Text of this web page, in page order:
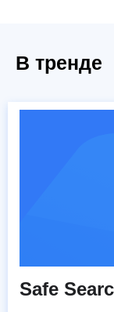
В тренде
Safe